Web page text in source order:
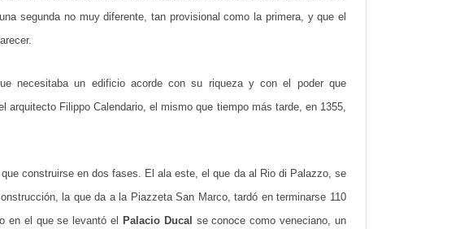
a
o
a
segunda no muy diferente, tan provisional como la primera, y que el
necesitaba un edificio acorde con su riqueza y con el poder que
arquitecto Filippo Calendario, el mismo que tiempo más tarde, en 1355,
construirse en dos fases. El ala este, el que da al Rio di Palazzo, se
la que da a la Piazzeta San Marco, tardó en terminarse 110
en el que se levantó el
Palacio Ducal se conoce como veneciano, un